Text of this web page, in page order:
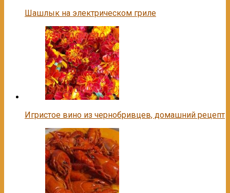
Шашлык на электрическом гриле
Игристое вино из чернобривцев, домашний рецепт